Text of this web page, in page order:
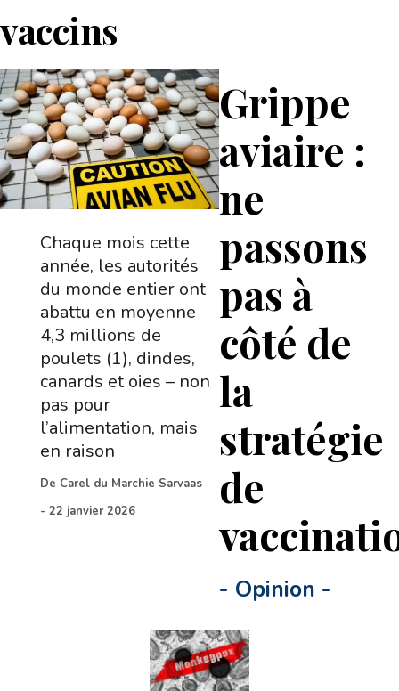
vaccins
Grippe
aviaire :
ne
passons
pas à
côté de
la
stratégie
de
- Opinion -
Chaque mois cette
année, les autorités
du monde entier ont
abattu en moyenne
4,3 millions de
poulets (1), dindes,
canards et oies – non
pas pour
l’alimentation, mais
en raison
De Carel du Marchie Sarvaas
- 22 janvier 2026